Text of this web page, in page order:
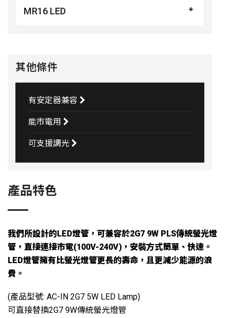
MR16 LED
其他條件
有安定器兼容
能市電用
可支援調光
產品特色
我們所設計的LED燈管，可兼容於2G7 9W PLS傳統螢光燈
管，直接連接市電(100V-240V)，安裝方式簡單、快速。
LED燈管擁有比螢光燈管更長的壽命，且更減少能源的浪
費。
(產品型號: AC-IN 2G7 5W LED Lamp)
可直接替換2G7 9W傳統螢光燈管